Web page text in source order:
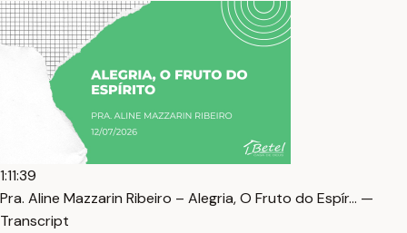
1:11:39
Pra. Aline Mazzarin Ribeiro – Alegria, O Fruto do Espír… —
Transcript